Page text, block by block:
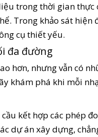
trong thời gian
Trong khảo sát hiện
cụ thiết yếu.
đa đường
hơn, nhưng vẫn có
khám phá khi mỗi
kết hợp các phép
dự án xây dựng,